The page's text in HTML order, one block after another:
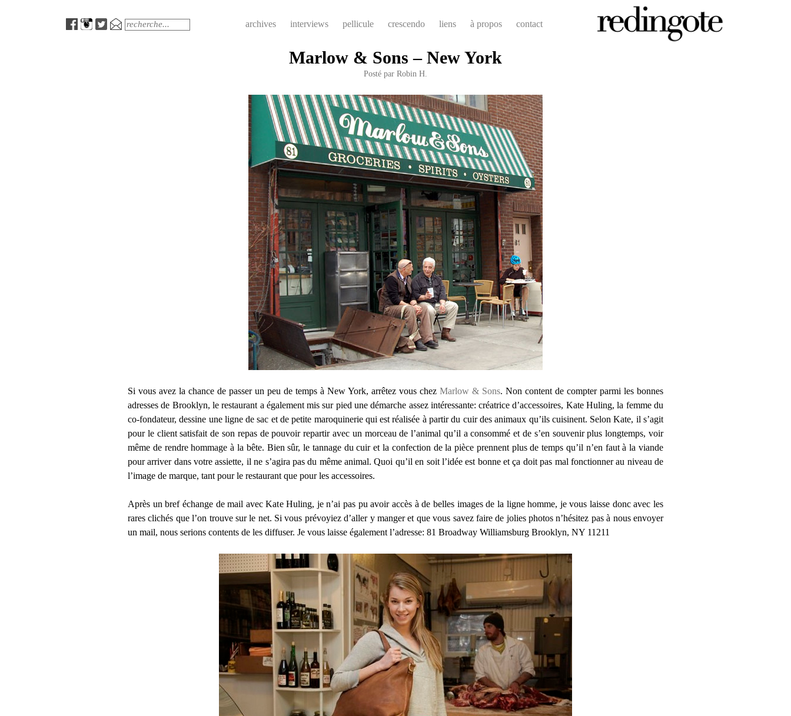
MenuSearch archives interviews pellicule crescendo liens à propos contact
Marlow & Sons – New York
Posté par Robin H.
Si vous avez la chance de passer un peu de temps à New York, arrêtez vous chez Marlow & Sons. Non content de compter parmi les bonnes
adresses de Brooklyn, le restaurant a également mis sur pied une démarche assez intéressante: créatrice d’accessoires, Kate Huling, la femme du
co-fondateur, dessine une ligne de sac et de petite maroquinerie qui est réalisée à partir du cuir des animaux qu’ils cuisinent. Selon Kate, il s’agit
pour le client satisfait de son repas de pouvoir repartir avec un morceau de l’animal qu’il a consommé et de s’en souvenir plus longtemps, voir
même de rendre hommage à la bête. Bien sûr, le tannage du cuir et la confection de la pièce prennent plus de temps qu’il n’en faut à la viande
pour arriver dans votre assiette, il ne s’agira pas du même animal. Quoi qu’il en soit l’idée est bonne et ça doit pas mal fonctionner au niveau de
l’image de marque, tant pour le restaurant que pour les accessoires.
Après un bref échange de mail avec Kate Huling, je n’ai pas pu avoir accès à de belles images de la ligne homme, je vous laisse donc avec les
rares clichés que l’on trouve sur le net. Si vous prévoyiez d’aller y manger et que vous savez faire de jolies photos n’hésitez pas à nous envoyer
un mail, nous serions contents de les diffuser. Je vous laisse également l’adresse: 81 Broadway Williamsburg Brooklyn, NY 11211